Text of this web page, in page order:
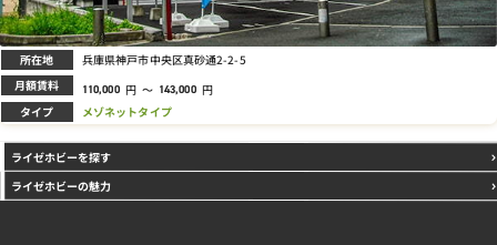
所在地 兵庫県神戸市中央区真砂通2-2-5
月額賃料 110,000 円 ～ 143,000 円
タイプ メゾネットタイプ
ライゼホビーを探す
ライゼホビーの魅力